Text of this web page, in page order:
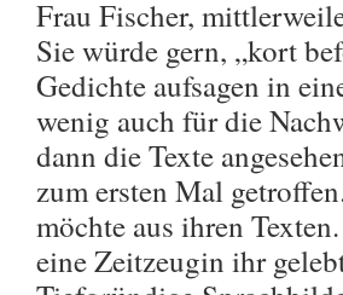
Frau Fischer,
Sie würde gern, „kort
Gedichte aufsagen in
wenig auch für die
dann die Texte
zum ersten Mal
möchte aus ihren
eine Zeitzeugin ihr